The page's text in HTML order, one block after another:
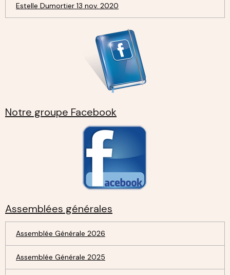
Estelle Dumortier 13 nov. 2020
Notre groupe Facebook
Assemblées générales
Assemblée Générale 2026
Assemblée Générale 2025